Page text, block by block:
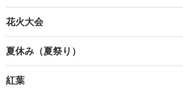
花火大会
夏休み（夏祭り）
紅葉